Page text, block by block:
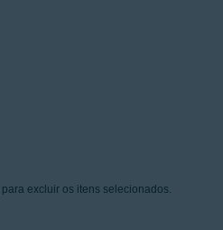
para excluir os itens selecionados.